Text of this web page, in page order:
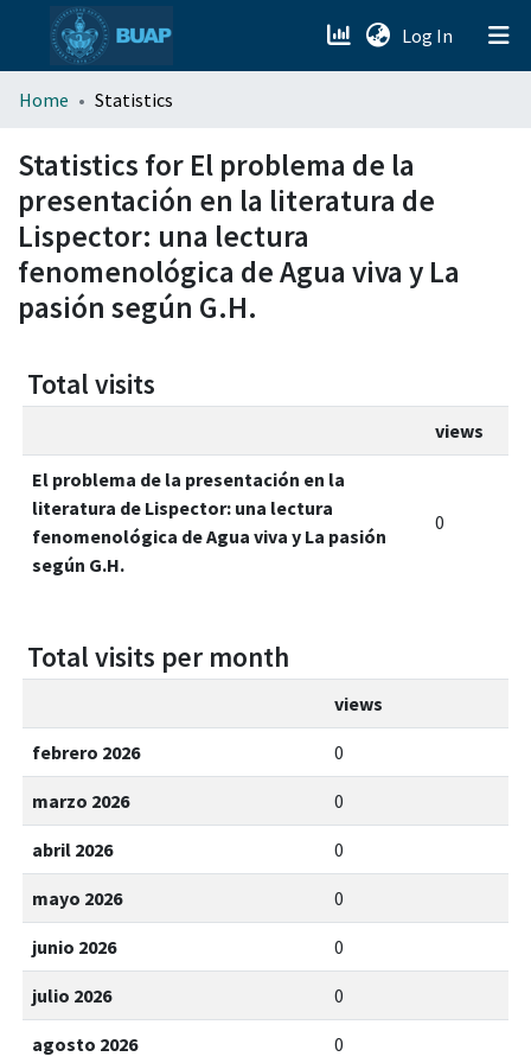
Log In (current)
menu.section.about_menu
All of DSpace
Home Statistics
Statistics for El problema de la
presentación en la literatura de
Lispector: una lectura
fenomenológica de Agua viva y La
pasión según G.H.
Total visits
views
El problema de la presentación en la
literatura de Lispector: una lectura
fenomenológica de Agua viva y La pasión
según G.H.
0
Total visits per month
views
febrero 2026 0
marzo 2026 0
abril 2026 0
mayo 2026 0
junio 2026 0
julio 2026 0
agosto 2026 0